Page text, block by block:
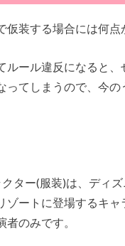
仮装する場合には何点
ルール違反になると
ってしまうので、今
ター(服装)は、ディ
ゾートに登場するキ
のみです。